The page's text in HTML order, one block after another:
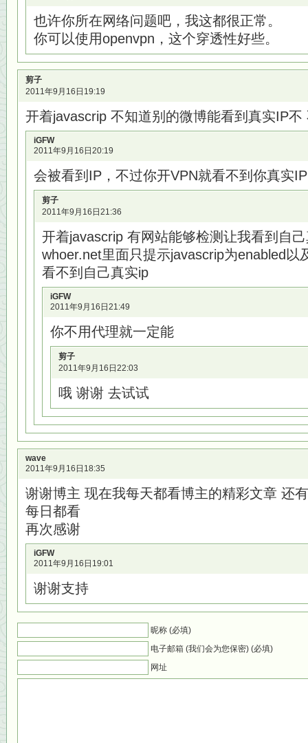
也许你所在网络问题吧，我这都很正常。
你可以使用openvpn，这个穿透性好些。
剪子
2011年9月16日19:19
开着javascrip 不知道别的微博能看到真实IP
iGFW
2011年9月16日20:19
会被看到IP，不过你开VPN就看不到你真实
剪子
2011年9月16日21:36
开着javascrip 有网站能够检测让我看到自
whoer.net里面只提示javascrip为enabled以
看不到自己真实ip
iGFW
2011年9月16日21:49
你不用代理就一定能
剪子
2011年9月16日22:03
哦 谢谢 去试试
wave
2011年9月16日18:35
谢谢博主 现在我每天都看博主的精彩文章 还
每日都看
再次感谢
iGFW
2011年9月16日19:01
谢谢支持
昵称 (必填)
电子邮箱 (我们会为您保密) (必填)
网址